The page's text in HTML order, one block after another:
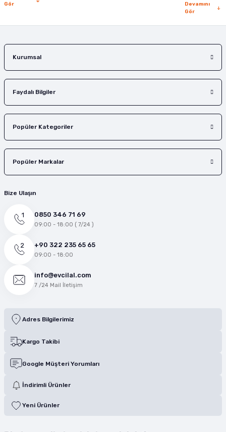
Gör
Devamını
Gör
Kurumsal
Faydalı Bilgiler
Popüler Kategoriler
Popüler Markalar
Bize Ulaşın
0850 346 71 69
09:00 - 18:00 ( 7/24 )
+90 322 235 65 65
09:00 - 18:00
info@evcilal.com
7 /24 Mail İletişim
Adres Bilgilerimiz
Kargo Takibi
Google Müşteri Yorumları
İndirimli Ürünler
Yeni Ürünler